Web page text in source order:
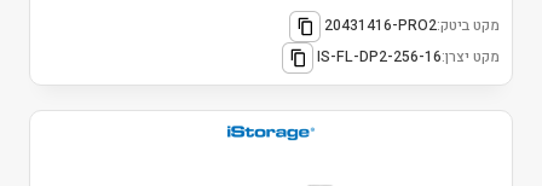
מקט ביטק:20431416-PRO2
מקט יצרן:IS-FL-DP2-256-16